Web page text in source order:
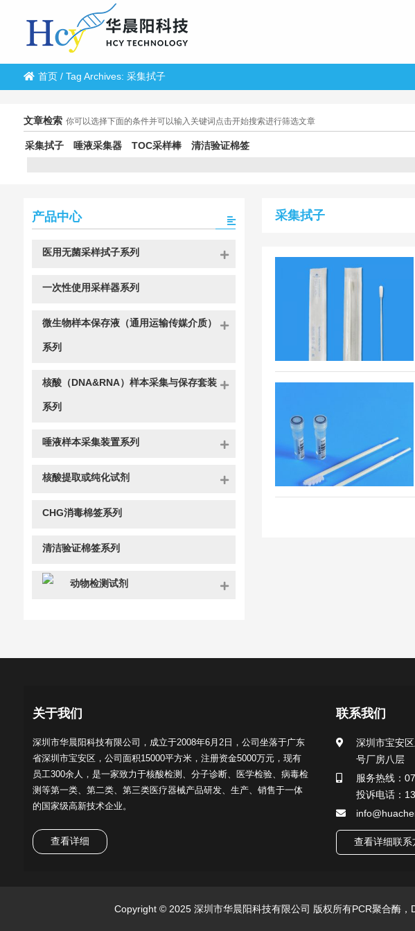
首页/ Tag Archives: 采集拭子
文章检索 你可以选择下面的条件并可以输入关键词点击开始搜索进行筛选文章
采集拭子 唾液采集器 TOC采样棒 清洁验证棉签
采集拭子
产品中心
医用无菌采样拭子系列
一次性使用采样器系列
微生物样本保存液（通用运输传媒介质）
系列
核酸（DNA&RNA）样本采集与保存套装
系列
唾液样本采集装置系列
核酸提取或纯化试剂
CHG消毒棉签系列
清洁验证棉签系列
动物检测试剂
关于我们
深圳市华晨阳科技有限公司，成立于2008年6月2日，公司坐落于广东
省深圳市宝安区，公司面积15000平方米，注册资金5000万元，现有
员工300余人，是一家致力于核酸检测、分子诊断、医学检验、病毒检
测等第一类、第二类、第三类医疗器械产品研发、生产、销售于一体
的国家级高新技术企业。
查看详细
联系我们
深圳市宝安
号厂房八层
服务热线：
投诉电话：
查看详细联系
Copyright © 2025 深圳市华晨阳科技有限公司 版权所有PCR聚合酶